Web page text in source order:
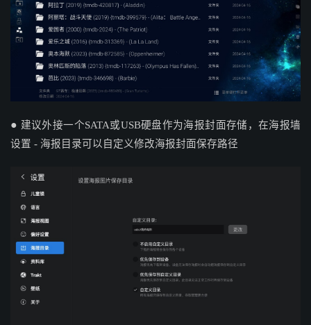
● 建议外接一个SATA或USB硬盘作为海报封面存储，在海报墙
设置 - 海报目录可以自定义修改海报封面保存路径